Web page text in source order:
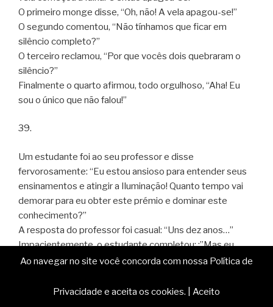
O primeiro monge disse, “Oh, não! A vela apagou-se!”
O segundo comentou, “Não tínhamos que ficar em
silêncio completo?”
O terceiro reclamou, “Por que vocês dois quebraram o
silêncio?”
Finalmente o quarto afirmou, todo orgulhoso, “Aha! Eu
sou o único que não falou!”
39.
Um estudante foi ao seu professor e disse
fervorosamente: “Eu estou ansioso para entender seus
ensinamentos e atingir a Iluminação! Quanto tempo vai
demorar para eu obter este prémio e dominar este
conhecimento?”
A resposta do professor foi casual: “Uns dez anos…”
Impacientemente, o estudante completou: :”Mas eu
quero entender todos os segredos mais rápido do que
decorar todos os sutras, farei isso dez ou mais horas por
Ao navegar no site você concorda com nossa Política de
Privacidade e aceita os cookies. Aceito